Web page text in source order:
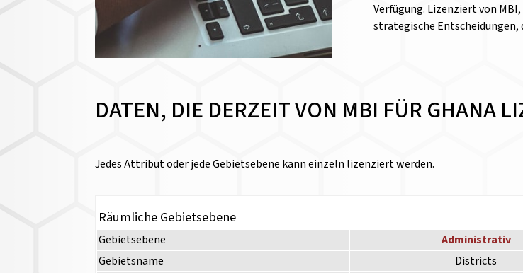
Verfügung. Lizenziert von
strategische
DATEN, DIE DERZEIT VON MBI FÜR GHANA
Jedes Attribut oder jede Gebietsebene kann einzeln lizenziert werden.
Räumliche Gebietsebene
Gebietsebene Administrativ
Gebietsname
Districts